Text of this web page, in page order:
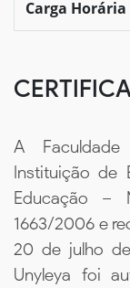
Carga
A
Instituição de
Educação –
1663/2006 e
20 de julho
Unyleya foi